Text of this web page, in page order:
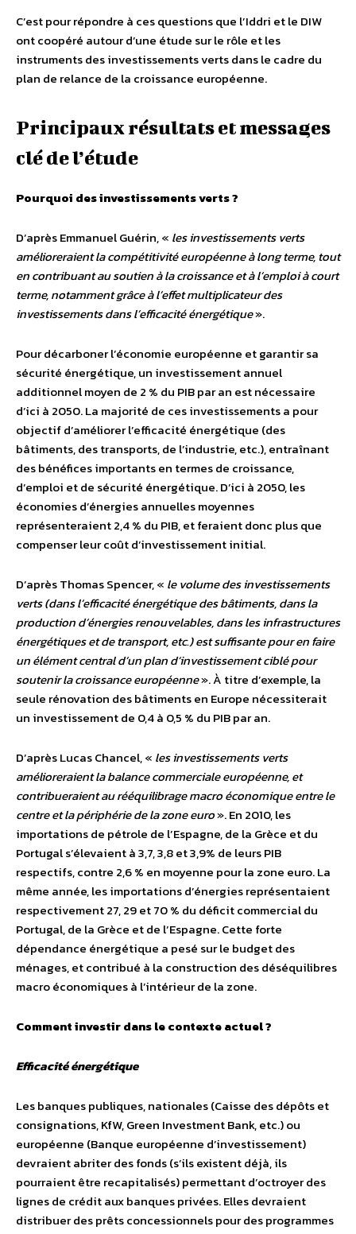
C’est pour répondre à ces questions que l’Iddri et le DIW
ont coopéré autour d’une étude sur le rôle et les
instruments des investissements verts dans le cadre du
plan de relance de la croissance européenne.
Principaux résultats et messages
clé de l’étude
Pourquoi des investissements verts ?
D’après Emmanuel Guérin, « les investissements verts
amélioreraient la compétitivité européenne à long terme, tout
en contribuant au soutien à la croissance et à l’emploi à court
terme, notamment grâce à l’effet multiplicateur des
investissements dans l’efficacité énergétique».
Pour décarboner l’économie européenne et garantir sa
sécurité énergétique, un investissement annuel
additionnel moyen de 2 % du PIB par an est nécessaire
d’ici à 2050. La majorité de ces investissements a pour
objectif d’améliorer l’efficacité énergétique (des
bâtiments, des transports, de l’industrie, etc.), entraînant
des bénéfices importants en termes de croissance,
d’emploi et de sécurité énergétique. D’ici à 2050, les
économies d’énergies annuelles moyennes
représenteraient 2,4 % du PIB, et feraient donc plus que
compenser leur coût d’investissement initial.
D’après Thomas Spencer, « le volume des investissements
verts (dans l’efficacité énergétique des bâtiments, dans la
production d’énergies renouvelables, dans les infrastructures
énergétiques et de transport, etc.) est suffisante pour en faire
un élément central d’un plan d’investissement ciblé pour
soutenir la croissance européenne». À titre d’exemple, la
seule rénovation des bâtiments en Europe nécessiterait
un investissement de 0,4 à 0,5 % du PIB par an.
D’après Lucas Chancel, « les investissements verts
amélioreraient la balance commerciale européenne, et
contribueraient au rééquilibrage macro économique entre le
centre et la périphérie de la zone euro». En 2010, les
importations de pétrole de l’Espagne, de la Grèce et du
Portugal s’élevaient à 3,7, 3,8 et 3,9% de leurs PIB
respectifs, contre 2,6 % en moyenne pour la zone euro. La
même année, les importations d’énergies représentaient
respectivement 27, 29 et 70 % du déficit commercial du
Portugal, de la Grèce et de l’Espagne. Cette forte
dépendance énergétique a pesé sur le budget des
ménages, et contribué à la construction des déséquilibres
macro économiques à l’intérieur de la zone.
Comment investir dans le contexte actuel ?
Efficacité énergétique
Les banques publiques, nationales (Caisse des dépôts et
consignations, KfW, Green Investment Bank, etc.) ou
européenne (Banque européenne d’investissement)
devraient abriter des fonds (s’ils existent déjà, ils
pourraient être recapitalisés) permettant d’octroyer des
lignes de crédit aux banques privées. Elles devraient
distribuer des prêts concessionnels pour des programmes